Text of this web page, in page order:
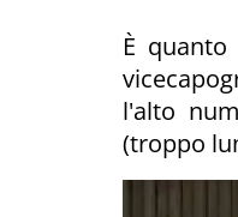
È
l'alto
(troppo